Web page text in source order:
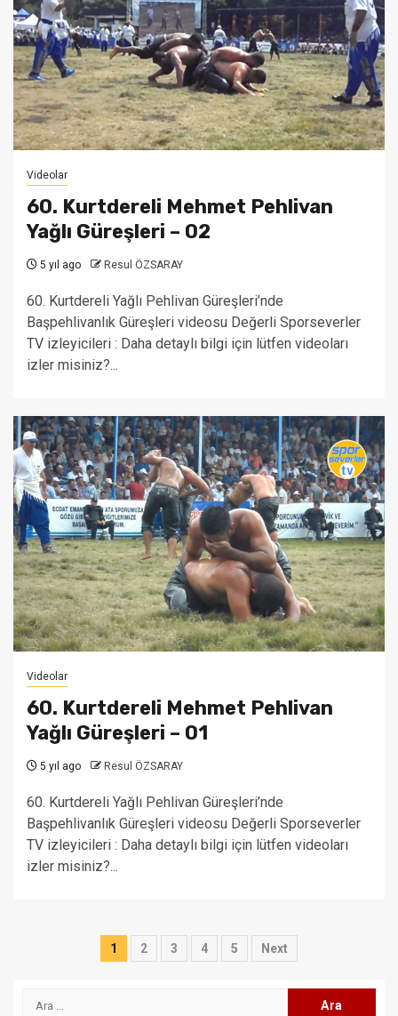
Videolar
60. Kurtdereli Mehmet Pehlivan
Yağlı Güreşleri – 02
5 yıl ago Resul ÖZSARAY
60. Kurtdereli Yağlı Pehlivan Güreşleri’nde
Başpehlivanlık Güreşleri videosu Değerli Sporseverler
TV izleyicileri : Daha detaylı bilgi için lütfen videoları
izler misiniz?...
Videolar
60. Kurtdereli Mehmet Pehlivan
Yağlı Güreşleri – 01
5 yıl ago Resul ÖZSARAY
60. Kurtdereli Yağlı Pehlivan Güreşleri’nde
Başpehlivanlık Güreşleri videosu Değerli Sporseverler
TV izleyicileri : Daha detaylı bilgi için lütfen videoları
izler misiniz?...
Yazı
1 2 3 4 5 Next
Arama: